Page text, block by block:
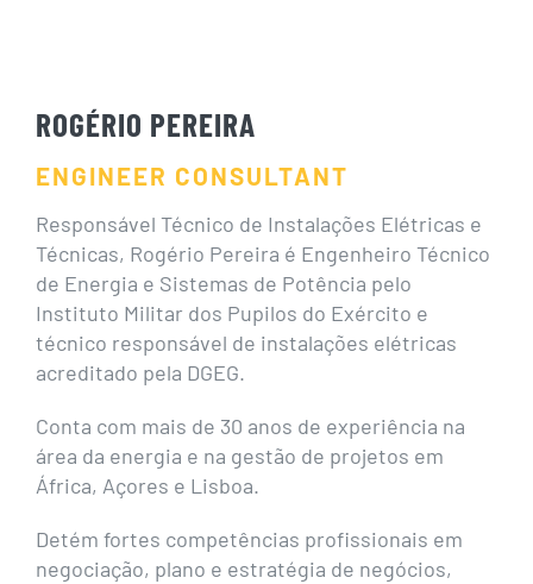
ROGÉRIO PEREIRA
ENGINEER CONSULTANT
Responsável Técnico de Instalações Elétricas e
Técnicas, Rogério Pereira é Engenheiro Técnico
de Energia e Sistemas de Potência pelo
Instituto Militar dos Pupilos do Exército e
técnico responsável de instalações elétricas
acreditado pela DGEG.
Conta com mais de 30 anos de experiência na
área da energia e na gestão de projetos em
África, Açores e Lisboa.
Detém fortes competências profissionais em
negociação, plano e estratégia de negócios,